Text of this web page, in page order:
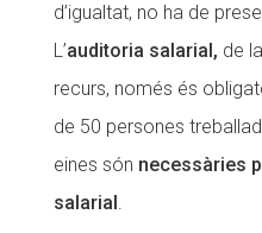
d’igualtat, no ha de
L’auditoria salarial, de
recurs, només és
de 50 persones
eines són necessàries
salarial.